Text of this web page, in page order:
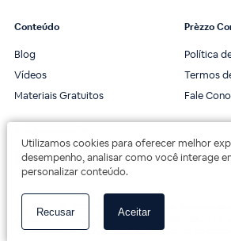
Utilizamos cookies para oferecer melhor
desempenho, analisar como você interage
personalizar conteúdo.
Recusar Aceitar
Conteúdo
Blog
Vídeos
Materiais Gratuitos
Prèzzo
Política
Termos
Fale
© 2020 Prèzzo Contabilidade. Todos os
Av. das Américas, 3443, 2º andar, Bloco 3B, Sala 202.
Av. das Américas, 18000 - Centro